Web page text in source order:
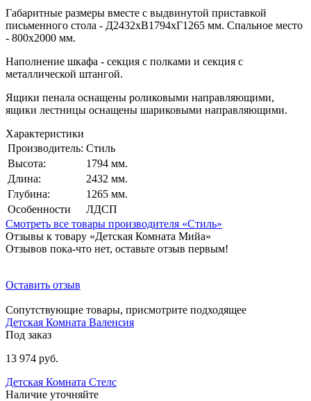
Габаритные размеры вместе с выдвинутой приставкой
письменного стола - Д2432хВ1794хГ1265 мм. Спальное место
- 800х2000 мм.
Наполнение шкафа - секция с полками и секция с
металлической штангой.
Ящики пенала оснащены роликовыми направляющими,
ящики лестницы оснащены шариковыми направляющими.
Характеристики
Производитель: Стиль
Высота:
1794 мм.
Длина:
2432 мм.
Глубина:
1265 мм.
Особенности
ЛДСП
Смотреть все товары производителя «Стиль»
Отзывы к товару «Детская Комната Мийа»
Отзывов пока-что нет, оставьте отзыв первым!
Оставить отзыв
Сопутствующие товары, присмотрите подходящее
Детская Комната Валенсия
Под заказ
13 974 руб.
Детская Комната Стелс
Наличие уточняйте